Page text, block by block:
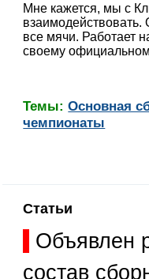
Мне кажется, мы с
взаимодействовать.
все мячи. Работает
своему
Темы:Основная
чемпионаты
Статьи
Объявлен
состав